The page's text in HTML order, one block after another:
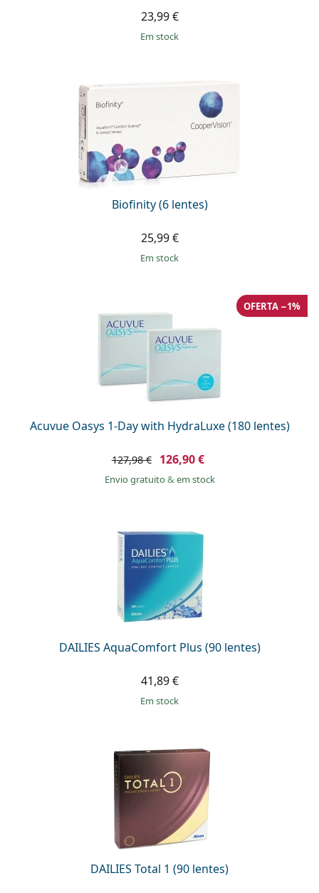
23,99 €
em stock
Biofinity (6 lentes)
25,99 €
em stock
Acuvue Oasys 1-Day with HydraLuxe (180 lentes)
OFERTA −1%
127,98 € 126,90 €
Envio gratuito& em stock
DAILIES AquaComfort Plus (90 lentes)
41,89 €
em stock
DAILIES Total 1 (90 lentes)